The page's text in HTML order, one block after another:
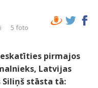
5 foto
pirmajos
Latvijas
Siliņš stāsta tā: